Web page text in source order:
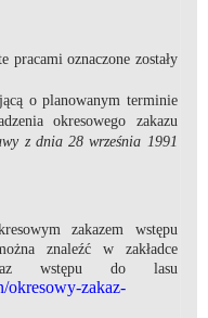
pracami oznaczone zostały
o planowanym terminie
okresowego zakazu
z dnia 28 września 1991
zakazem wstępu
znaleźć w zakładce
wstępu do lasu
okresowy-zakaz-